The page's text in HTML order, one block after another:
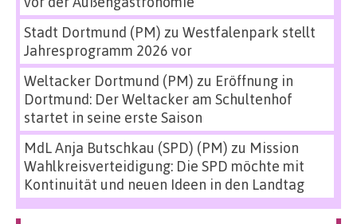
Stadt Dortmund (PM) zu Westfalenpark stellt
Jahresprogramm 2026 vor
Weltacker Dortmund (PM) zu Eröffnung in
Dortmund: Der Weltacker am Schultenhof
startet in seine erste Saison
MdL Anja Butschkau (SPD) (PM) zu Mission
Wahlkreisverteidigung: Die SPD möchte mit
Kontinuität und neuen Ideen in den Landtag